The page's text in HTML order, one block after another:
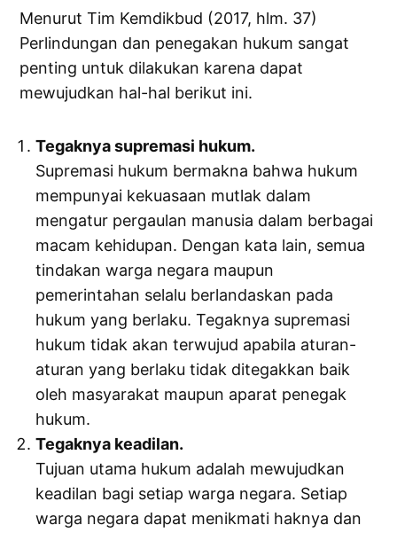
Menurut Tim Kemdikbud (2017, hlm. 37)
Perlindungan dan penegakan hukum sangat
penting untuk dilakukan karena dapat
mewujudkan hal-hal berikut ini.
Tegaknya supremasi hukum.
Supremasi hukum bermakna bahwa hukum
mempunyai kekuasaan mutlak dalam
mengatur pergaulan manusia dalam berbagai
macam kehidupan. Dengan kata lain, semua
tindakan warga negara maupun
pemerintahan selalu berlandaskan pada
hukum yang berlaku. Tegaknya supremasi
hukum tidak akan terwujud apabila aturan-
aturan yang berlaku tidak ditegakkan baik
oleh masyarakat maupun aparat penegak
hukum.
Tegaknya keadilan.
Tujuan utama hukum adalah mewujudkan
keadilan bagi setiap warga negara. Setiap
warga negara dapat menikmati haknya dan